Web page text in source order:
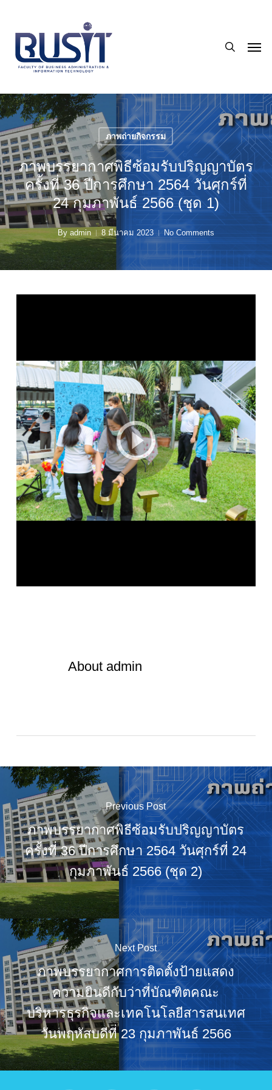
main
content
ภาพถ่ายกิจกรรม
ภาพบรรยากาศพิธีซ้อมรับปริญญาบัตร
ครั้งที่ 36 ปีการศึกษา 2564 วันศุกร์ที่
24 กุมภาพันธ์ 2566 (ชุด 1)
By admin 8 มีนาคม 2023 No Comments
Aboutadmin
Previous Post
ภาพบรรยากาศพิธีซ้อมรับปริญญาบัตร
ครั้งที่ 36 ปีการศึกษา 2564 วันศุกร์ที่ 24
กุมภาพันธ์ 2566 (ชุด 2)
Next Post
ภาพบรรยากาศการติดตั้งป้ายแสดง
ความยินดีกับว่าที่บัณฑิตคณะ
บริหารธุรกิจและเทคโนโลยีสารสนเทศ
วันพฤหัสบดีที่ 23 กุมภาพันธ์ 2566